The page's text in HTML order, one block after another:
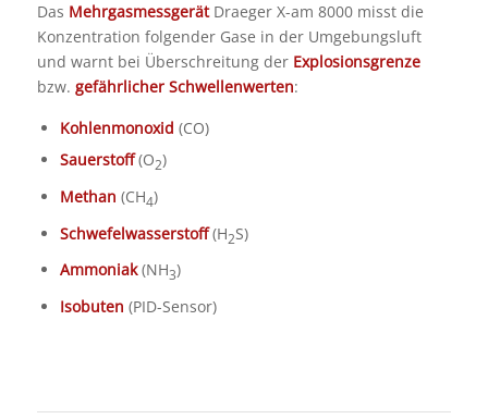
Das MehrgasmessgerätDraeger X-am 8000 misst die
Konzentration folgender Gase in der Umgebungsluft
und warnt bei Überschreitung der Explosionsgrenze
bzw. gefährlicher Schwellenwerten:
Kohlenmonoxid (CO)
Sauerstoff(O2)
Methan (CH4)
Schwefelwasserstoff(H2S)
Ammoniak(NH3)
Isobuten (PID-Sensor)